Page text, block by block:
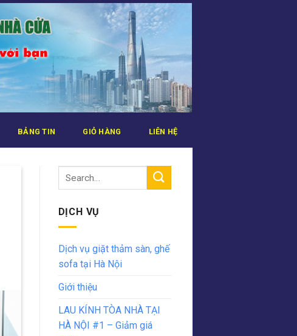
BẢNG TIN GIỎ HÀNG LIÊN HỆ
DỊCH VỤ
Dịch vụ giặt thảm sàn, ghế
sofa tại Hà Nội
Giới thiệu
LAU KÍNH TÒA NHÀ TẠI
HÀ NỘI #1 – Giảm giá